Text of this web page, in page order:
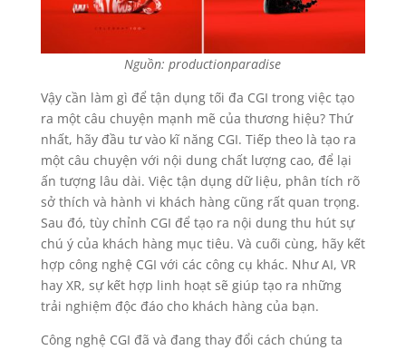
Nguồn: productionparadise
Vậy cần làm gì để tận dụng tối đa CGI trong việc tạo
ra một câu chuyện mạnh mẽ của thương hiệu? Thứ
nhất, hãy đầu tư vào kĩ năng CGI. Tiếp theo là tạo ra
một câu chuyện với nội dung chất lượng cao, để lại
ấn tượng lâu dài. Việc tận dụng dữ liệu, phân tích rõ
sở thích và hành vi khách hàng cũng rất quan trọng.
Sau đó, tùy chỉnh CGI để tạo ra nội dung thu hút sự
chú ý của khách hàng mục tiêu. Và cuối cùng, hãy kết
hợp công nghệ CGI với các công cụ khác. Như AI, VR
hay XR, sự kết hợp linh hoạt sẽ giúp tạo ra những
trải nghiệm độc đáo cho khách hàng của bạn.
Công nghệ CGI đã và đang thay đổi cách chúng ta